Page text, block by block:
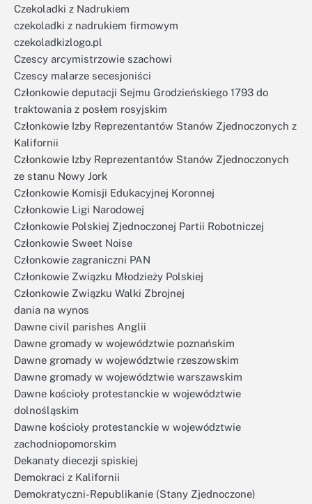
Czekoladki z Nadrukiem
czekoladki z nadrukiem firmowym
czekoladkizlogo.pl
Czescy arcymistrzowie szachowi
Czescy malarze secesjoniści
Członkowie deputacji Sejmu Grodzieńskiego 1793 do
traktowania z posłem rosyjskim
Członkowie Izby Reprezentantów Stanów Zjednoczonych z
Kalifornii
Członkowie Izby Reprezentantów Stanów Zjednoczonych
ze stanu Nowy Jork
Członkowie Komisji Edukacyjnej Koronnej
Członkowie Ligi Narodowej
Członkowie Polskiej Zjednoczonej Partii Robotniczej
Członkowie Sweet Noise
Członkowie zagraniczni PAN
Członkowie Związku Młodzieży Polskiej
Członkowie Związku Walki Zbrojnej
dania na wynos
Dawne civil parishes Anglii
Dawne gromady w województwie poznańskim
Dawne gromady w województwie rzeszowskim
Dawne gromady w województwie warszawskim
Dawne kościoły protestanckie w województwie
dolnośląskim
Dawne kościoły protestanckie w województwie
zachodniopomorskim
Dekanaty diecezji spiskiej
Demokraci z Kalifornii
Demokratyczni-Republikanie (Stany Zjednoczone)